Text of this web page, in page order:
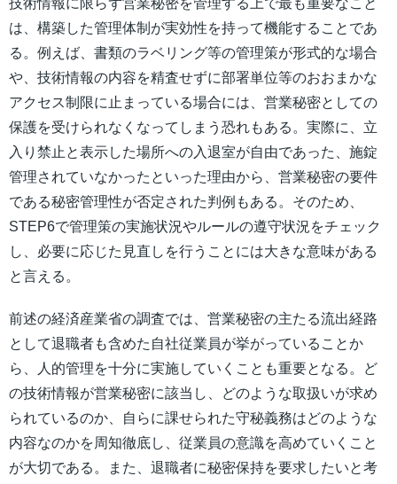
技術情報に限らず営業秘密を管理する上で最も重要なこと
は、構築した管理体制が実効性を持って機能することであ
る。例えば、書類のラベリング等の管理策が形式的な場合
や、技術情報の内容を精査せずに部署単位等のおおまかな
アクセス制限に止まっている場合には、営業秘密としての
保護を受けられなくなってしまう恐れもある。実際に、立
入り禁止と表示した場所への入退室が自由であった、施錠
管理されていなかったといった理由から、営業秘密の要件
である秘密管理性が否定された判例もある。そのため、
STEP6で管理策の実施状況やルールの遵守状況をチェック
し、必要に応じた見直しを行うことには大きな意味がある
と言える。
前述の経済産業省の調査では、営業秘密の主たる流出経路
として退職者も含めた自社従業員が挙がっていることか
ら、人的管理を十分に実施していくことも重要となる。ど
の技術情報が営業秘密に該当し、どのような取扱いが求め
られているのか、自らに課せられた守秘義務はどのような
内容なのかを周知徹底し、従業員の意識を高めていくこと
が大切である。また、退職者に秘密保持を要求したいと考